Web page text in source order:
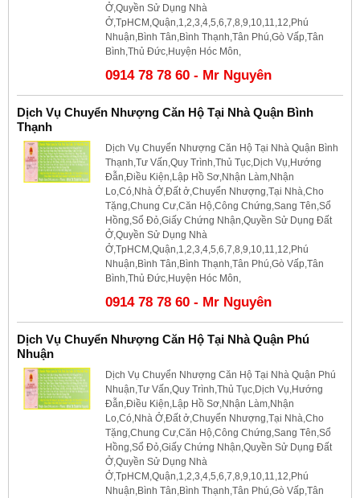
Ở,Quyền Sử Dụng Nhà
Ở,TpHCM,Quận,1,2,3,4,5,6,7,8,9,10,11,12,Phú
Nhuận,Bình Tân,Bình Thạnh,Tân Phú,Gò Vấp,Tân
Bình,Thủ Đức,Huyện Hóc Môn,
0914 78 78 60 - Mr Nguyên
Dịch Vụ Chuyển Nhượng Căn Hộ Tại Nhà Quận Bình
Thạnh
Dịch Vụ Chuyển Nhượng Căn Hộ Tại Nhà Quận Bình
Thạnh,Tư Vấn,Quy Trình,Thủ Tục,Dịch Vụ,Hướng
Đẫn,Điều Kiện,Lập Hồ Sơ,Nhận Làm,Nhận
Lo,Có,Nhà Ở,Đất ở,Chuyển Nhượng,Tại Nhà,Cho
Tặng,Chung Cư,Căn Hộ,Công Chứng,Sang Tên,Sổ
Hồng,Sổ Đỏ,Giấy Chứng Nhận,Quyền Sử Dụng Đất
Ở,Quyền Sử Dụng Nhà
Ở,TpHCM,Quận,1,2,3,4,5,6,7,8,9,10,11,12,Phú
Nhuận,Bình Tân,Bình Thạnh,Tân Phú,Gò Vấp,Tân
Bình,Thủ Đức,Huyện Hóc Môn,
0914 78 78 60 - Mr Nguyên
Dịch Vụ Chuyển Nhượng Căn Hộ Tại Nhà Quận Phú
Nhuận
Dịch Vụ Chuyển Nhượng Căn Hộ Tại Nhà Quận Phú
Nhuận,Tư Vấn,Quy Trình,Thủ Tục,Dịch Vụ,Hướng
Đẫn,Điều Kiện,Lập Hồ Sơ,Nhận Làm,Nhận
Lo,Có,Nhà Ở,Đất ở,Chuyển Nhượng,Tại Nhà,Cho
Tặng,Chung Cư,Căn Hộ,Công Chứng,Sang Tên,Sổ
Hồng,Sổ Đỏ,Giấy Chứng Nhận,Quyền Sử Dụng Đất
Ở,Quyền Sử Dụng Nhà
Ở,TpHCM,Quận,1,2,3,4,5,6,7,8,9,10,11,12,Phú
Nhuận,Bình Tân,Bình Thạnh,Tân Phú,Gò Vấp,Tân